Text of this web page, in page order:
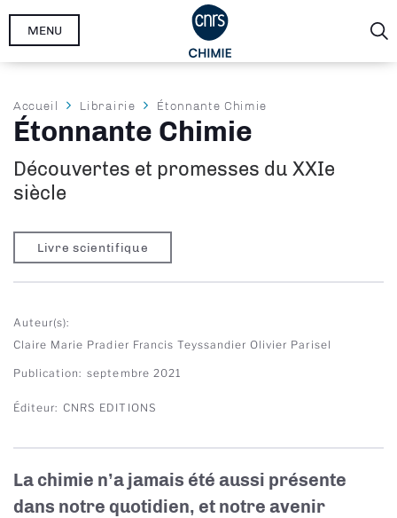
Aller
MENU
Fil
d'Ariane
Accueil Librairie Étonnante Chimie
Étonnante Chimie
Découvertes et promesses du XXIe
siècle
Livre scientifique
Auteur(s)
Claire Marie Pradier Francis Teyssandier Olivier Parisel
Publication septembre 2021
Éditeur CNRS EDITIONS
La chimie n’a jamais été aussi présente
dans notre quotidien, et notre avenir